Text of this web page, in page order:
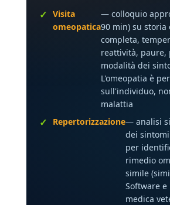
Visita
omeopatica
— colloquio
90 min) su storia
completa,
reattività, paure,
modalità dei
L'omeopatia è
sull'individuo,
malattia
Repertorizzazione— analisi
dei
per
rimedio
simile
Software
medica